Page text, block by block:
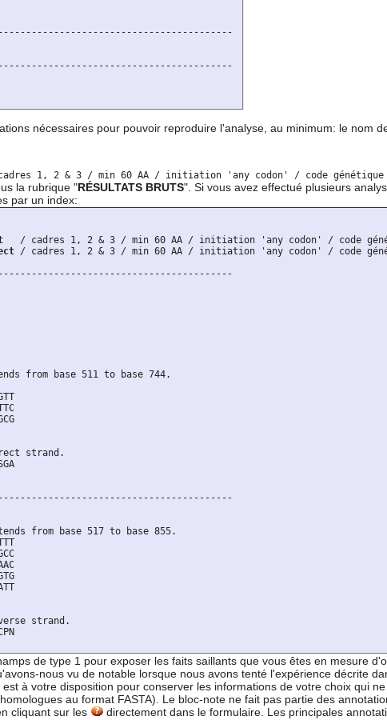
nécessaires pour pouvoir reproduire l'analyse, au minimum: le nom
la rubrique "RÉSULTATS BRUTS". Si vous avez effectué plusieurs
par un index:
/ cadres 1, 2 & 3 / min 60 AA / initiation 'any codon' / code
/ cadres 1, 2 & 3 / min 60 AA / initiation 'any codon' / code
from base 511 to base 744.
strand.
from base 517 to base 855.
strand.
de type 1 pour exposer les faits saillants que vous êtes en mesure
nous vu de notable lorsque nous avons tenté l'expérience décrite
est à votre disposition pour conserver les informations de votre choix qui
au format FASTA). Le bloc-note ne fait pas partie des
cliquant sur les
directement dans le formulaire. Les principales